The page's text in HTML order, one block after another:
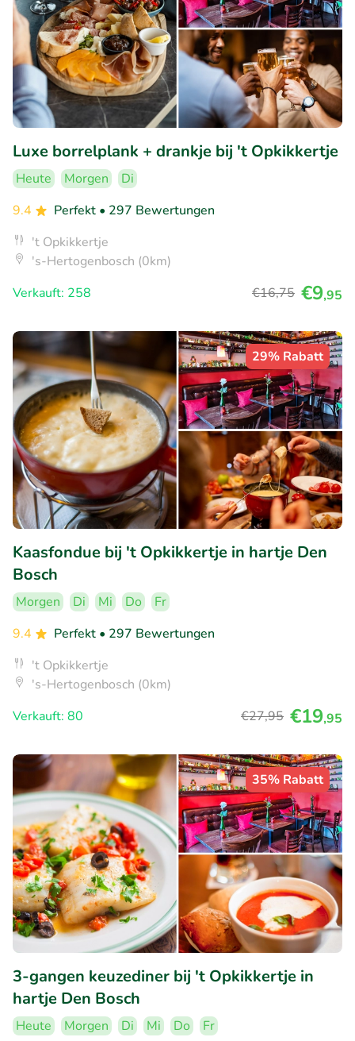
Luxe borrelplank + drankje bij 't Opkikkertje
Heute Morgen
Di
9.4
Perfekt • 297 Bewertungen
't Opkikkertje
's-Hertogenbosch (0km)
Verkauft: 258
€16,75 €9,95
29% Rabatt
Kaasfondue bij 't Opkikkertje in hartje Den
Bosch
Morgen Di Mi Do
Fr
9.4
Perfekt • 297 Bewertungen
't Opkikkertje
's-Hertogenbosch (0km)
Verkauft: 80
€27,95 €19,95
35% Rabatt
3-gangen keuzediner bij 't Opkikkertje in
hartje Den Bosch
Heute Morgen Di Mi Do
Fr